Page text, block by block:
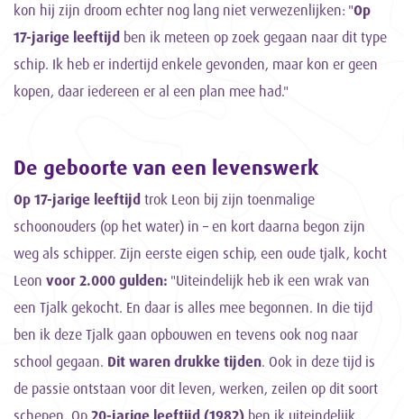
kon hij zijn droom echter nog lang niet verwezenlijken: "Op
17-jarige leeftijd ben ik meteen op zoek gegaan naar dit type
schip. Ik heb er indertijd enkele gevonden, maar kon er geen
kopen, daar iedereen er al een plan mee had."
De geboorte van een levenswerk
Op 17-jarige leeftijd trok Leon bij zijn toenmalige
schoonouders (op het water) in – en kort daarna begon zijn
weg als schipper. Zijn eerste eigen schip, een oude tjalk, kocht
Leon voor 2.000 gulden: "Uiteindelijk heb ik een wrak van
een Tjalk gekocht. En daar is alles mee begonnen. In die tijd
ben ik deze Tjalk gaan opbouwen en tevens ook nog naar
school gegaan. Dit waren drukke tijden. Ook in deze tijd is
de passie ontstaan voor dit leven, werken, zeilen op dit soort